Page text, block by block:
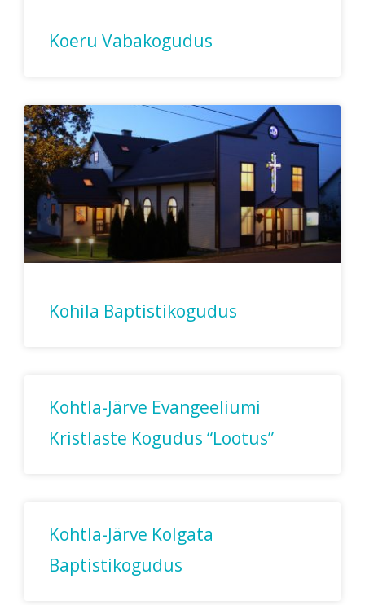
Koeru Vabakogudus
Kohila Baptistikogudus
Kohtla-Järve Evangeeliumi
Kristlaste Kogudus “Lootus”
Kohtla-Järve Kolgata
Baptistikogudus